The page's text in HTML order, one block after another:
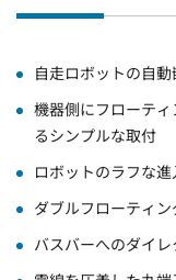
自走ロボットの自
機器側にフローテ
るシンプルな取付
ロボットのラフな
ダブルフローティ
バスバーへのダイ